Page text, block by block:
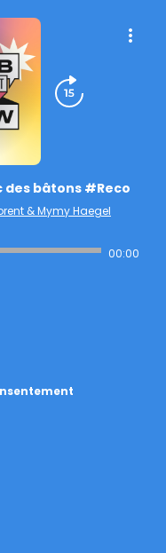
des bâtons #Reco
& Mymy Haegel
00:00